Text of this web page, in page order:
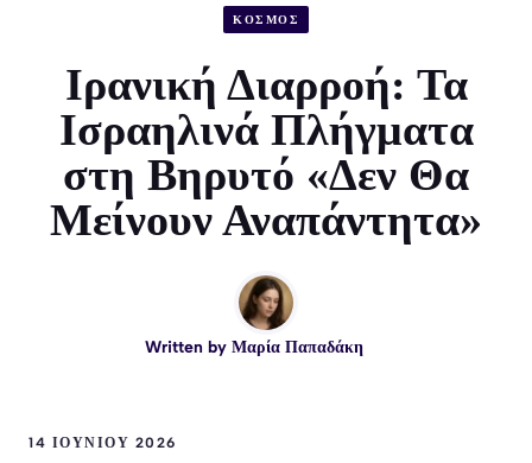
ΚΟΣΜΟΣ
Ιρανική Διαρροή: Τα
Ισραηλινά Πλήγματα
στη Βηρυτό «Δεν Θα
Μείνουν Αναπάντητα»
Written by Μαρία Παπαδάκη
14 ΙΟΥΝΊΟΥ 2026